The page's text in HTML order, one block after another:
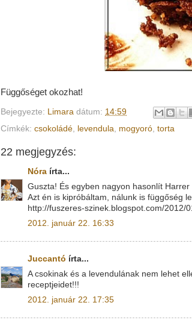
Függőséget okozhat!
Bejegyezte: Limara dátum: 14:59
Címkék: csokoládé levendula mogyoró torta
22 megjegyzés:
Nóra írta...
Guszta! És egyben nagyon hasonlít
Azt én is kipróbáltam, nálunk is függőség
http://fuszeres-szinek.blogspot.com/2012/
2012. január 22. 16:33
Juccantó írta...
A csokinak és a levendulának nem lehet
receptjeidet!!!
2012. január 22. 17:35